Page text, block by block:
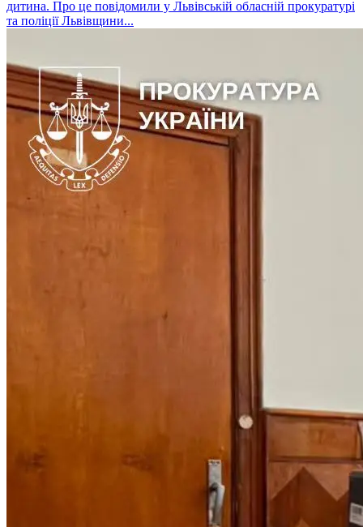
дитина. Про це повідомили у Львівській обласній прокуратурі
та поліції Львівщини...